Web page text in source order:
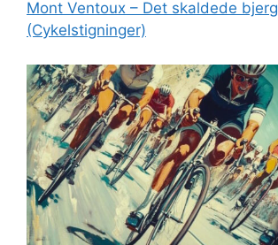
Mont Ventoux – Det skaldede bjerg
(Cykelstigninger)